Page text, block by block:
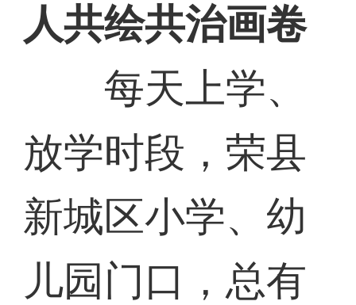
人共绘共治画卷
每天上学、
放学时段，荣县
新城区小学、幼
儿园门口，总有